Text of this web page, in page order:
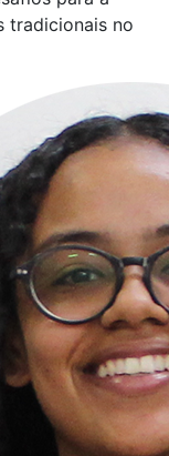
tradicionais no